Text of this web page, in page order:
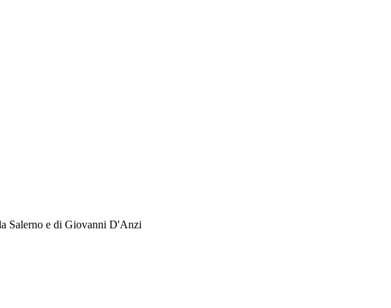
Salerno e di Giovanni D'Anzi